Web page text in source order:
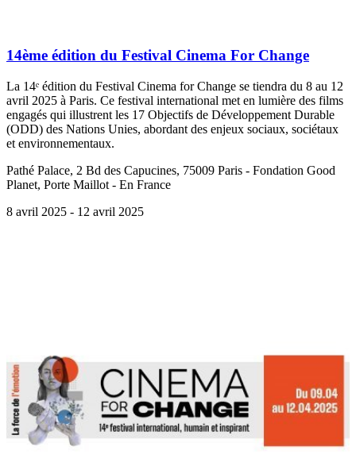
14ème édition du Festival Cinema For Change
La 14ᵉ édition du Festival Cinema for Change se tiendra du 8 au 12
avril 2025 à Paris. Ce festival international met en lumière des films
engagés qui illustrent les 17 Objectifs de Développement Durable
(ODD) des Nations Unies, abordant des enjeux sociaux, sociétaux
et environnementaux.
Pathé Palace, 2 Bd des Capucines, 75009 Paris - Fondation Good
Planet, Porte Maillot - En France
8 avril 2025 - 12 avril 2025